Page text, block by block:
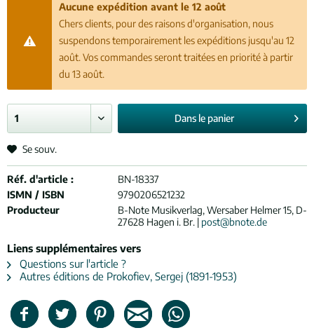
Aucune expédition avant le 12 août
Chers clients, pour des raisons d'organisation, nous
suspendons temporairement les expéditions jusqu'au 12
août. Vos commandes seront traitées en priorité à partir
du 13 août.
Dans le panier
Se souv.
Réf. d'article :
BN-18337
ISMN / ISBN
9790206521232
Producteur
B-Note Musikverlag, Wersaber Helmer 15, D-
27628 Hagen i. Br. | post@bnote.de
Liens supplémentaires vers
Questions sur l'article ?
Autres éditions de Prokofiev, Sergej (1891-1953)